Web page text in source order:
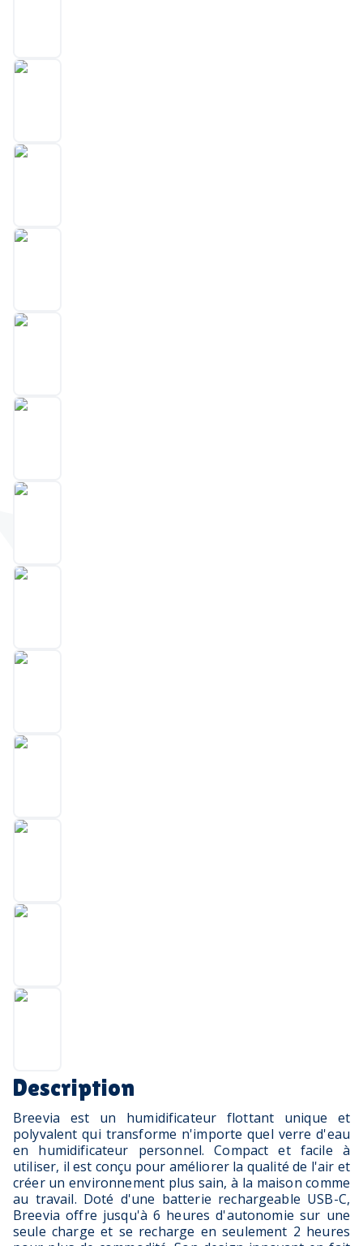
Description
Breevia est un humidificateur flottant unique et
polyvalent qui transforme n'importe quel verre d'eau
en humidificateur personnel. Compact et facile à
utiliser, il est conçu pour améliorer la qualité de l'air et
créer un environnement plus sain, à la maison comme
au travail. Doté d'une batterie rechargeable USB-C,
Breevia offre jusqu'à 6 heures d'autonomie sur une
seule charge et se recharge en seulement 2 heures